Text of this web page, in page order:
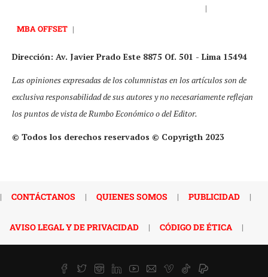
|
MBA OFFSET |
Dirección: Av. Javier Prado Este 8875 Of. 501 - Lima 15494
Las opiniones expresadas de los columnistas en los artículos son de
exclusiva responsabilidad de sus autores y no necesariamente reflejan
los puntos de vista de Rumbo Económico o del Editor.
© Todos los derechos reservados © Copyrigth 2023
| CONTÁCTANOS | QUIENES SOMOS | PUBLICIDAD |
AVISO LEGAL Y DE PRIVACIDAD | CÓDIGO DE ÉTICA |